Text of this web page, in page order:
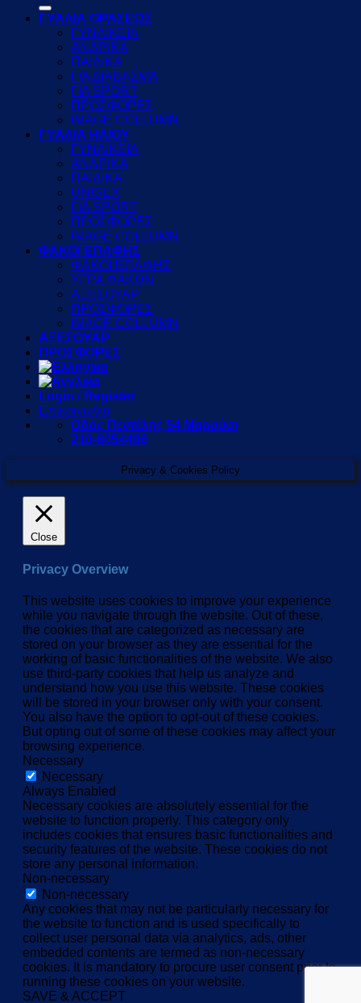
ΓΥΑΛΙΑ ΟΡΑΣΕΩΣ
ΓΥΝΑΙΚΕΙΑ
ΑΝΔΡΙΚΑ
ΠΑΙΔΙΚΑ
ΓΙΑ ΔΙΑΒΑΣΜΑ
ΓΙΑ SPORT
ΠΡΟΣΦΟΡΕΣ
IMAGE COLLUMN
ΓΥΑΛΙΑ ΗΛΙΟΥ
ΓΥΝΑΙΚΕΙΑ
ΑΝΔΡΙΚΑ
ΠΑΙΔΙΚΑ
UNISEX
ΓΙΑ SPORT
ΠΡΟΣΦΟΡΕΣ
IMAGE COLLUMN
ΦΑΚΟΙ ΕΠΑΦΗΣ
ΦΑΚΟΙ ΕΠΑΦΗΣ
ΥΓΡΑ ΦΑΚΩΝ
ΑΞΕΣΟΥΑΡ
ΠΡΟΣΦΟΡΕΣ
IMAGE COLLUMN
ΑΞΕΣΟΥΑΡ
ΠΡΟΣΦΟΡΕΣ
Login / Register
Επικοινωνία
Οδός Πεντέλης 54 Μαρούσι
210-8054496
Privacy & Cookies Policy
Close
Privacy Overview
This website uses cookies to improve your experience
while you navigate through the website. Out of these,
the cookies that are categorized as necessary are
stored on your browser as they are essential for the
working of basic functionalities of the website. We also
use third-party cookies that help us analyze and
understand how you use this website. These cookies
will be stored in your browser only with your consent.
You also have the option to opt-out of these cookies.
But opting out of some of these cookies may affect your
browsing experience.
Necessary
Necessary
Always Enabled
Necessary cookies are absolutely essential for the
website to function properly. This category only
includes cookies that ensures basic functionalities and
security features of the website. These cookies do not
store any personal information.
Non-necessary
Non-necessary
Any cookies that may not be particularly necessary for
the website to function and is used specifically to
collect user personal data via analytics, ads, other
embedded contents are termed as non-necessary
cookies. It is mandatory to procure user consent prior to
running these cookies on your website.
SAVE & ACCEPT